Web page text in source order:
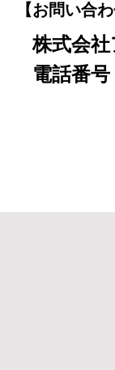
【お問い合わ
株式会
電話番